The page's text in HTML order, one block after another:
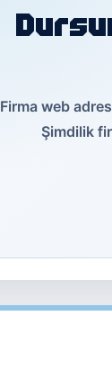
Firma web
Şimdilik